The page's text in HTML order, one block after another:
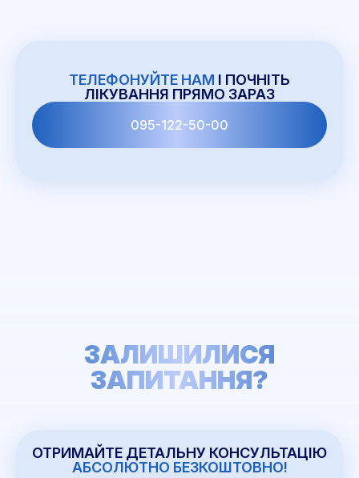
ТЕЛЕФОНУЙТЕ НАМ І ПОЧНІТЬ
ЛІКУВАННЯ ПРЯМО ЗАРАЗ
095-122-50-00
ЗАЛИШИЛИСЯ
ЗАПИТАННЯ?
ОТРИМАЙТЕ ДЕТАЛЬНУ КОНСУЛЬТАЦІЮ
АБСОЛЮТНО БЕЗКОШТОВНО!